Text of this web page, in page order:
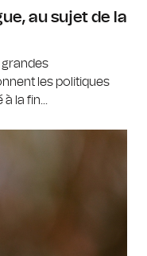
au sujet de la
grandes
les politiques
la fin...